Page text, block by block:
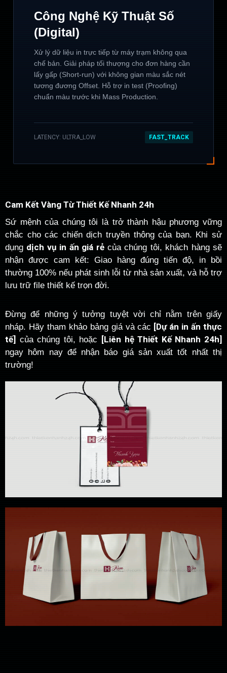
Công Nghệ Kỹ Thuật Số
(Digital)
Xử lý dữ liệu in trực tiếp từ máy trạm không qua
chế bản. Giải pháp tối thượng cho đơn hàng cần
lấy gấp (Short-run) với không gian màu sắc nét
tương đương Offset. Hỗ trợ in test (Proofing)
chuẩn màu trước khi Mass Production.
LATENCY: ULTRA_LOW FAST_TRACK
Cam Kết Vàng Từ Thiết Kế Nhanh 24h
Sứ mệnh của chúng tôi là trở thành hậu phương vững
chắc cho các chiến dịch truyền thông của bạn. Khi sử
dụng dịch vụ in ấn giá rẻcủa chúng tôi, khách hàng sẽ
nhận được cam kết: Giao hàng đúng tiến độ, in bồi
thường 100% nếu phát sinh lỗi từ nhà sản xuất, và hỗ trợ
lưu trữ file thiết kế trọn đời.
Đừng để những ý tưởng tuyệt vời chỉ nằm trên giấy
nháp. Hãy tham khảo bảng giá và các [Dự án in ấn thực
tế] của chúng tôi, hoặc [Liên hệ Thiết Kế Nhanh 24h]
ngay hôm nay để nhận báo giá sản xuất tốt nhất thị
trường!